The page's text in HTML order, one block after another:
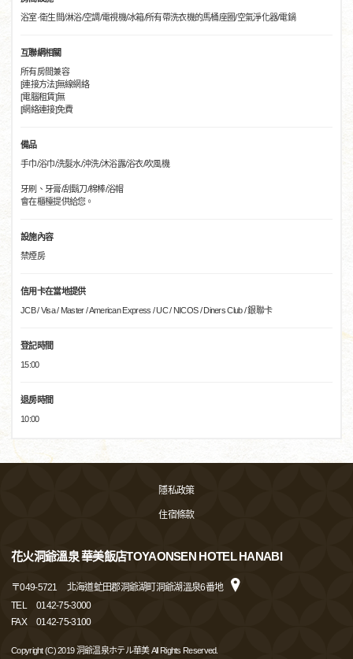
浴室·衛生間/淋浴/空調/電視機/冰箱/所有帶洗衣機的馬桶座圈/空氣淨化器/電鍋
互聯網相關
所有房間兼容
[連接方法]無線網絡
[電腦租賃]無
[網絡連接]免費
備品
手巾/浴巾/洗髮水/沖洗/沐浴露/浴衣/吹風機
牙刷、牙膏/刮鬍刀/棉棒/浴帽
會在櫃檯提供給您。
設施內容
禁煙房
信用卡在當地提供
JCB / Visa / Master / American Express / UC / NICOS / Diners Club / 銀聯卡
登記時間
15:00
退房時間
10:00
隱私政策
住宿條款
花火洞爺溫泉 華美飯店TOYAONSEN HOTEL HANABI
〒049-5721
北海道虻田郡洞爺湖町洞爺湖溫泉6番地
TEL
0142-75-3000
FAX
0142-75-3100
Copyright (C) 2019 洞爺温泉ホテル華美 All Rights Reserved.